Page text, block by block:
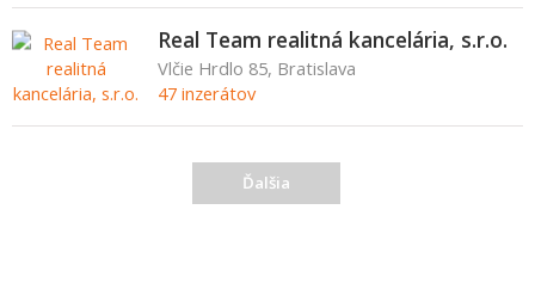
Real Team realitná kancelária, s.r.o.
Vlčie Hrdlo 85, Bratislava
47 inzerátov
Ďalšia